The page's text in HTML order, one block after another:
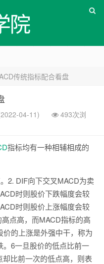
院
传统指标配合看盘
04-11)
493次浏
指标均有一种相辅相成的
DIF向下交叉MACD为卖
时则股价下跌幅度会较
时则股价上涨幅度会较
点高，而MACD指标的高
的上涨是外强中干，称为
6一旦股价的低点比前一
比前一次的低点高，则表